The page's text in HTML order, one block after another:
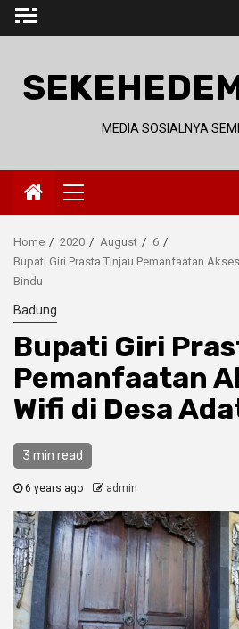
Skip
MEDIA SOSIALNYA
Primary
Menu
Home 2020 August
6
Bupati Giri Prasta Tinjau Pemanfaatan
Bindu
Badung
Bupati Giri
Pemanfaatan
Wifi di Desa
3 min read
6 years ago admin